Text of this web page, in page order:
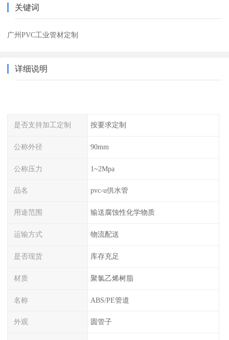
关键词
广州PVC工业管材定制
详细说明
是否支持加工定制 按要求定制
公称外径 90mm
公称压力 1~2Mpa
品名 pvc-u供水管
用途范围 输送腐蚀性化学物质
运输方式 物流配送
是否现货 库存充足
材质 聚氯乙烯树脂
名称 ABS/PE管道
外观 圆管子